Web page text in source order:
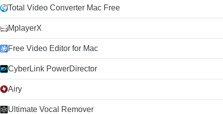
Microsoft im Jahr 2011 hat die Plattform weiter stabilisiert und
die Entwicklung beschleunigt, da Microsoft Skype als Ersatz
Messenger verwendet hat. Klicken Sie auf die grüne
Download-Schaltfläche, um es auszuprobieren. Microsoft
erlaubt nicht mehr das Hosting seiner
Installationsprogramme. Deshalb leiten wir auf ihre
Download-Seite um.
Total Video Converter Mac Free
MplayerX
Free Video Editor for Mac
CyberLink PowerDirector
Airy
Ultimate Vocal Remover